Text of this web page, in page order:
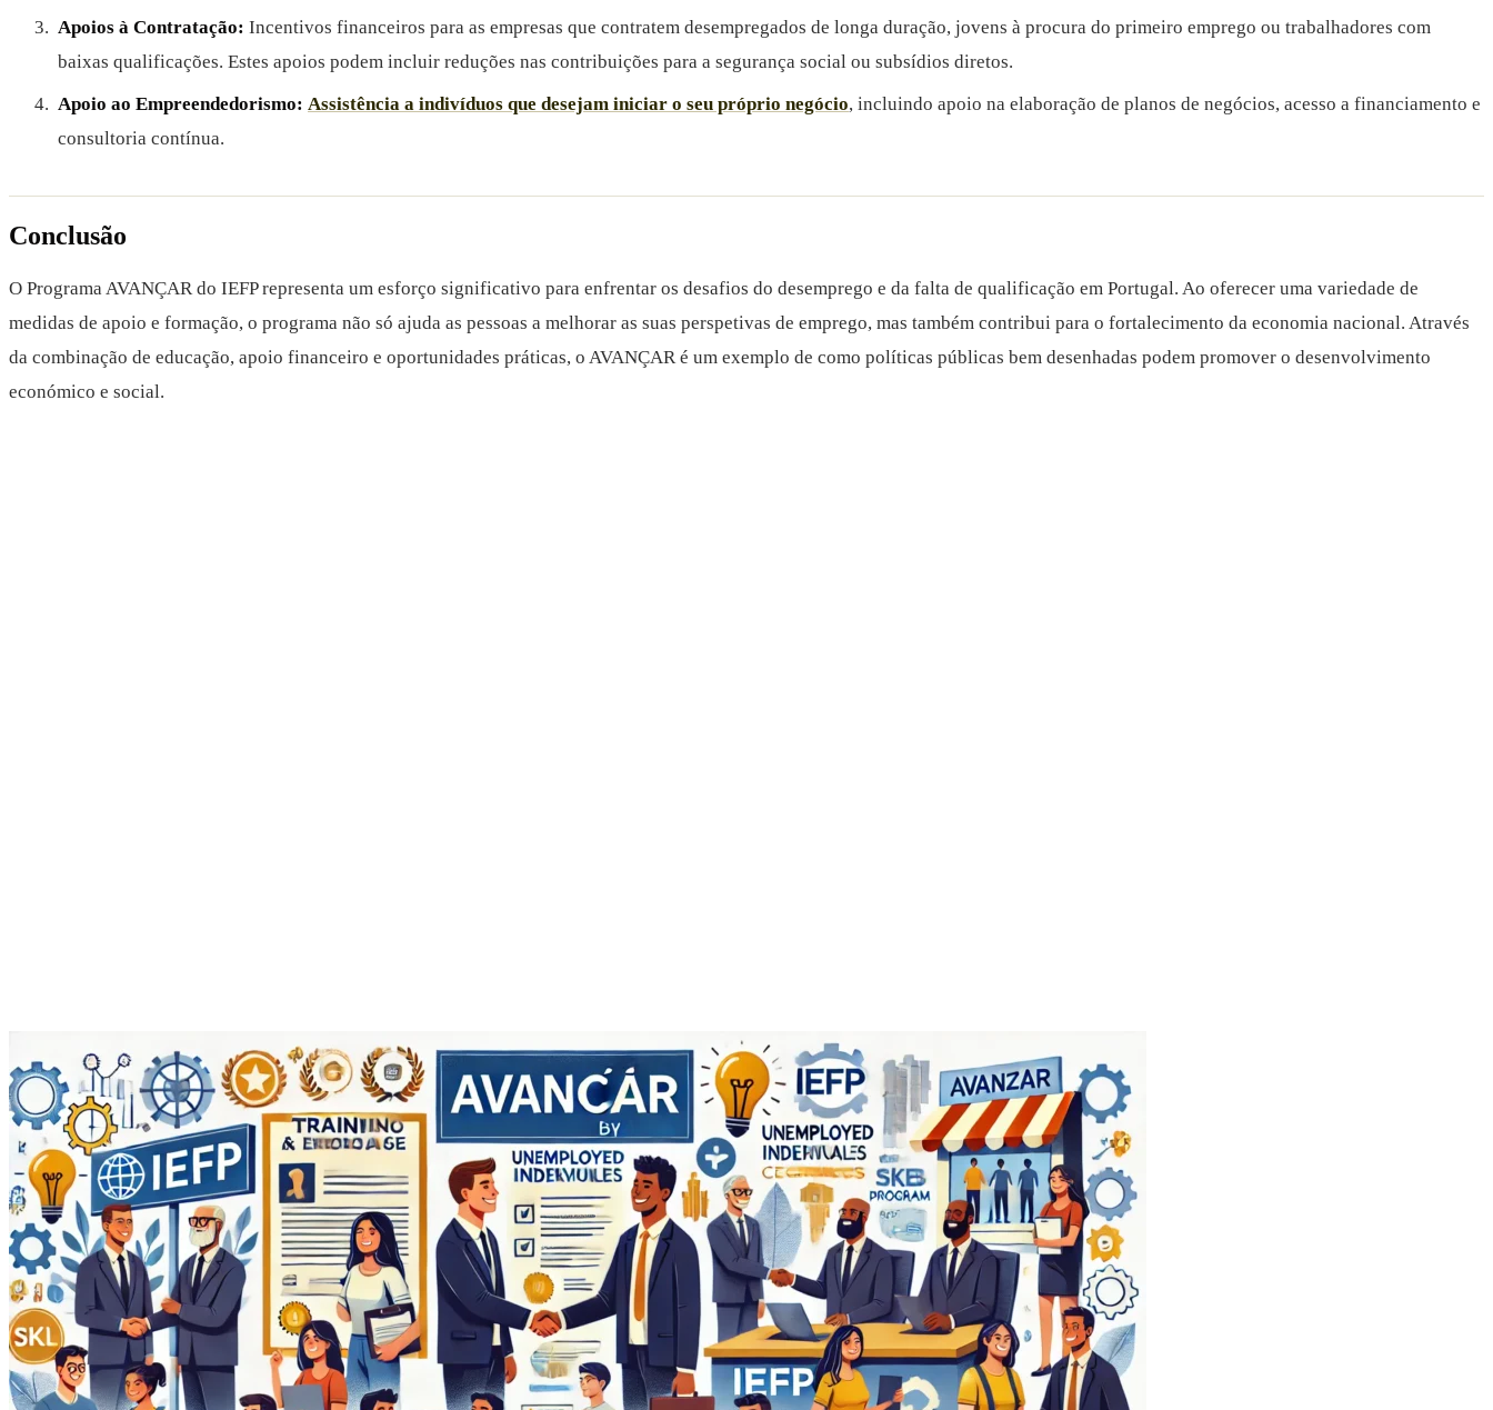
Apoios à Contratação: Incentivos financeiros para as empresas que contratem desempregados de longa duração, jovens à procura do primeiro emprego ou trabalhadores com
baixas qualificações. Estes apoios podem incluir reduções nas contribuições para a segurança social ou subsídios diretos.
Apoio ao Empreendedorismo: Assistência a indivíduos que desejam iniciar o seu próprio negócio, incluindo apoio na elaboração de planos de negócios, acesso a financiamento e
consultoria contínua.
Conclusão
O Programa AVANÇAR do IEFP representa um esforço significativo para enfrentar os desafios do desemprego e da falta de qualificação em Portugal. Ao oferecer uma variedade de
medidas de apoio e formação, o programa não só ajuda as pessoas a melhorar as suas perspetivas de emprego, mas também contribui para o fortalecimento da economia nacional. Através
da combinação de educação, apoio financeiro e oportunidades práticas, o AVANÇAR é um exemplo de como políticas públicas bem desenhadas podem promover o desenvolvimento
económico e social.